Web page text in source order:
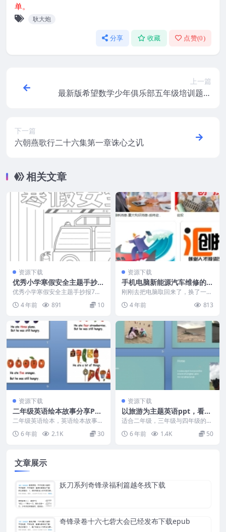
单。
耿大炮
分享 收藏 点赞(0)
上一篇
最新版希望数学少年俱乐部五年级培训题及
下一篇
六朝燕歌行二十六集第一章诛心之讥
相关文章
资源下载
优秀小学寒假安全主题手抄报
7套，更易获奖的独家资源
优秀小学寒假安全主题手抄报7
套，高清可直接打印或抄写。 寒
假安全内容主要有如下这...
4 年前 891 10
资源下载
手机电脑新能源汽车维修的利
润真的高因为主要是人力费
刚刚去把电脑取回来了，换了一个
就修好了。还价没...
4 年前 813
资源下载
二年级英语绘本故事分享PP
T，花费一点钱去充实自己
二年级英语绘本，英语绘本故事分
享PPT本资源共14页，图片精美，
语言不复杂。 适...
6 年前 2.1K 30
资源下载
以旅游为主题英语ppt，看星
星的房车住一晚
适合二年级，三年级与四年级的以
旅游为主题的英语ppt，暑假旅游
的英语ppt。 以...
6 年前 1.4K 50
文章展示
妖刀系列奇锋录福利篇越冬残下载
奇锋录卷十六七砦大会已经发布下载epub